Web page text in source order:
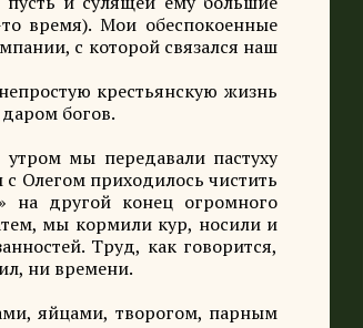
время). Мои обеспокоенные
с которой связался наш
крестьянскую жизнь
богов.
мы передавали пастуху
Олегом приходилось чистить
на другой конец огромного
мы кормили кур, носили и
Труд, как говорится,
ни времени.
яйцами, творогом, парным